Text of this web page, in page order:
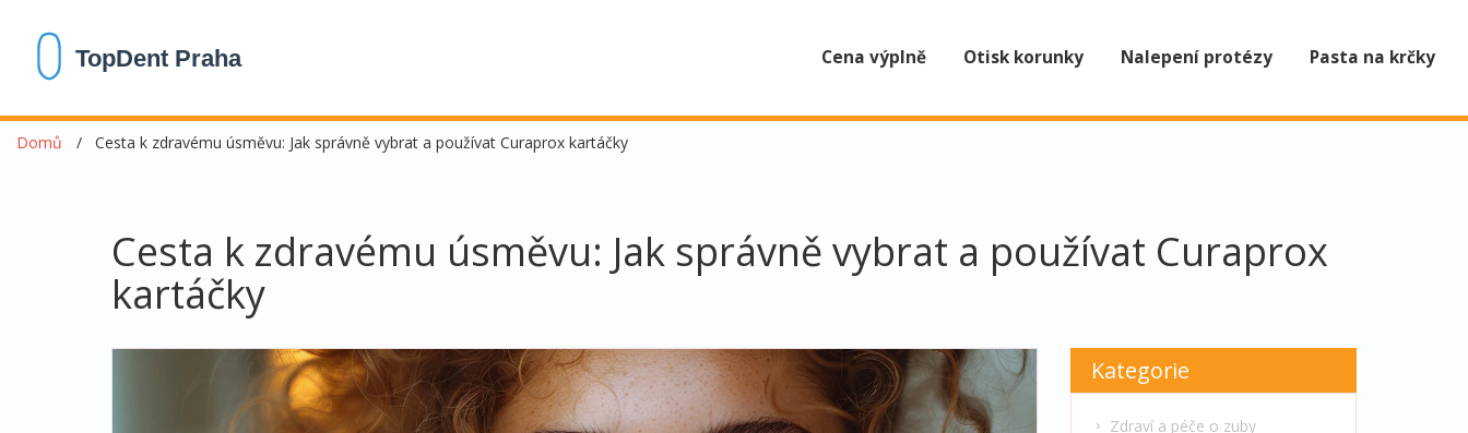
Cena výplně Otisk korunky Nalepení protézy Pasta na krčky
Domů Cesta k zdravému úsměvu: Jak správně vybrat a používat Curaprox kartáčky
Cesta k zdravému úsměvu: Jak správně vybrat a používat Curaprox
kartáčky
Kategorie
Zdraví a péče o zuby